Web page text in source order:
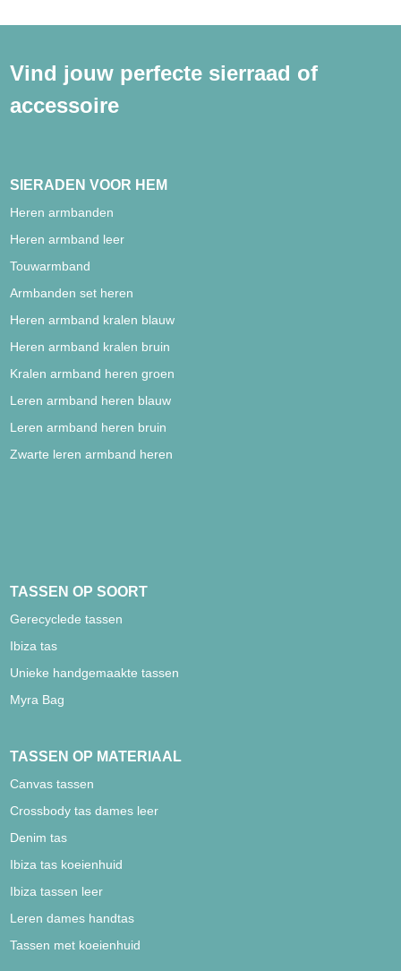
Vind jouw perfecte sierraad of
accessoire
SIERADEN VOOR HEM
Heren armbanden
Heren armband leer
Touwarmband
Armbanden set heren
Heren armband kralen blauw
Heren armband kralen bruin
Kralen armband heren groen
Leren armband heren blauw
Leren armband heren bruin
Zwarte leren armband heren
TASSEN OP SOORT
Gerecyclede tassen
Ibiza tas
Unieke handgemaakte tassen
Myra Bag
TASSEN OP MATERIAAL
Canvas tassen
Crossbody tas dames leer
Denim tas
Ibiza tas koeienhuid
Ibiza tassen leer
Leren dames handtas
Tassen met koeienhuid